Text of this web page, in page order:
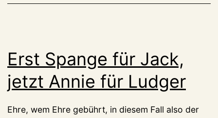
Erst Spange für Jack,
jetzt Annie für Ludger
Ehre, wem Ehre gebührt, in diesem Fall also der